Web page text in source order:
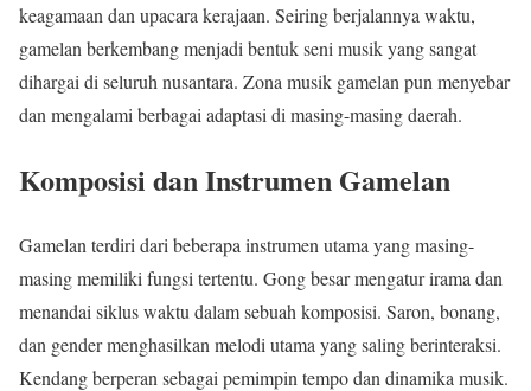
keagamaan dan upacara kerajaan. Seiring berjalannya waktu,
gamelan berkembang menjadi bentuk seni musik yang sangat
dihargai di seluruh nusantara. Zona musik gamelan pun menyebar
dan mengalami berbagai adaptasi di masing-masing daerah.
Komposisi dan Instrumen Gamelan
Gamelan terdiri dari beberapa instrumen utama yang masing-
masing memiliki fungsi tertentu. Gong besar mengatur irama dan
menandai siklus waktu dalam sebuah komposisi. Saron, bonang,
dan gender menghasilkan melodi utama yang saling berinteraksi.
Kendang berperan sebagai pemimpin tempo dan dinamika musik.